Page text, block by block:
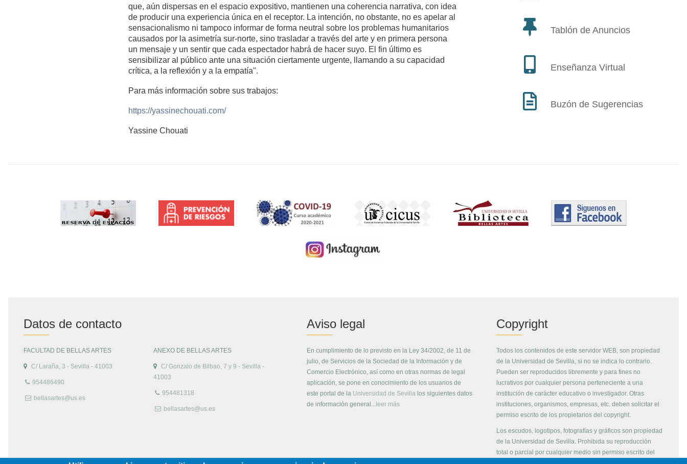
que, aún dispersas en el espacio expositivo, mantienen una coherencia narrativa, con idea
de producir una experiencia única en el receptor. La intención, no obstante, no es apelar al
sensacionalismo ni tampoco informar de forma neutral sobre los problemas humanitarios
causados por la asimetría sur-norte, sino trasladar a través del arte y en primera persona
un mensaje y un sentir que cada espectador habrá de hacer suyo. El fin último es
sensibilizar al público ante una situación ciertamente urgente, llamando a su capacidad
crítica, a la reflexión y a la empatía".
Para más información sobre sus trabajos:
https://yassinechouati.com/
Yassine Chouati
Tablón de Anuncios
Enseñanza Virtual
Buzón de Sugerencias
Datos de contacto
FACULTAD DE BELLAS ARTES
C/ Laraña, 3 - Sevilla - 41003
954486490
bellasartes@us.es
ANEXO DE BELLAS ARTES
C/ Gonzalo de Bilbao, 7 y 9 - Sevilla -
41003
954481318
bellasartes@us.es
Aviso legal
En cumplimiento de lo previsto en la Ley 34/2002, de 11 de
julio, de Servicios de la Sociedad de la Información y de
Comercio Electrónico, así como en otras normas de legal
aplicación, se pone en conocimiento de los usuarios de
este portal de la Universidad de Sevilla los siguientes datos
de información general... leer más
Copyright
Todos los contenidos de este servidor WEB, son propiedad
de la Universidad de Sevilla, si no se indica lo contrario.
Pueden ser reproducidos libremente y para fines no
lucrativos por cualquier persona perteneciente a una
institución de carácter educativo o investigador. Otras
instituciones, organismos, empresas, etc. deben solicitar el
permiso escrito de los propietarios del copyright.
Los escudos, logotipos, fotografías y gráficos son propiedad
de la Universidad de Sevilla. Prohibida su reproducción
total o parcial por cualquier medio sin permiso escrito del